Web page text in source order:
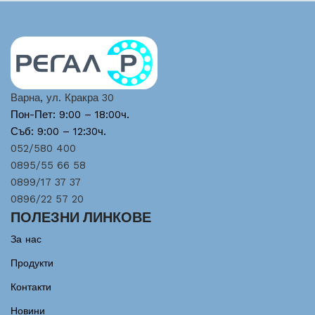
Варна, ул. Кракра 30
Пон-Пет: 9:00 – 18:00ч.
Съб: 9:00 – 12:30ч.
052/580 400
0895/55 66 58
0899/17 37 37
0896/22 57 20
ПОЛЕЗНИ ЛИНКОВЕ
За нас
Продукти
Контакти
Новини